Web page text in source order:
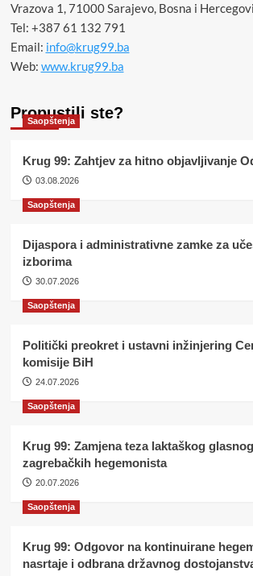
Vrazova 1, 71000 Sarajevo, Bosna i
Tel: +387 61 132 791
Email: info@krug99.ba
Web: www.krug99.ba
Propustili ste?
Saopštenja
Krug 99: Zahtjev za hitno objavljivanje
03.08.2026
Saopštenja
Dijaspora i administrativne zamke za
izborima
30.07.2026
Saopštenja
Politički preokret i ustavni inžinjering
komisije BiH
24.07.2026
Saopštenja
Krug 99: Zamjena teza laktaškog
zagrebačkih hegemonista
20.07.2026
Saopštenja
Krug 99: Odgovor na kontinuirane
nasrtaje i odbrana državnog